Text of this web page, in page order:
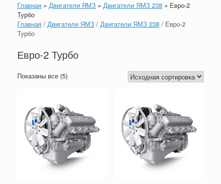
Главная » Двигатели ЯМЗ » Двигатели ЯМЗ 238 » Евро-2
Турбо
Главная / Двигатели ЯМЗ / Двигатели ЯМЗ 238 / Евро-2
Турбо
Евро-2 Турбо
Показаны все (5)